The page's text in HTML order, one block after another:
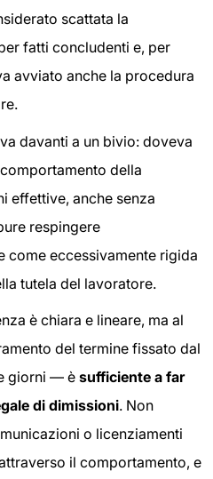
scattata la
fatti concludenti e, per
avviato anche la procedura
davanti a un bivio: doveva
della
effettive, anche senza
respingere
come eccessivamente rigida
tutela del lavoratore.
è chiara e lineare, ma al
del termine fissato dal
giorni — è sufficiente a far
di dimissioni. Non
o licenziamenti
il comportamento, e